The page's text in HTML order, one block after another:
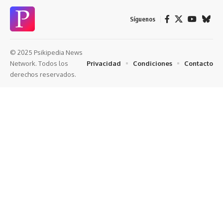
Síguenos
© 2025 Psikipedia News
Network. Todos los
derechos reservados.
Privacidad Condiciones Contacto